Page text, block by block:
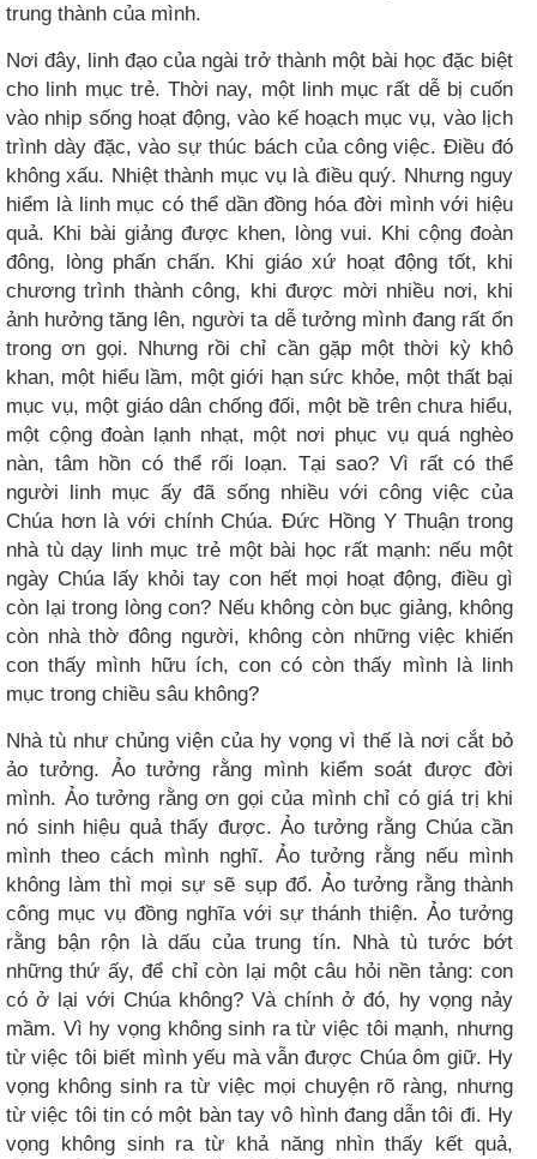
trung thành của mình.
Nơi đây, linh đạo của ngài trở thành một bài học đặc biệt
cho linh mục trẻ. Thời nay, một linh mục rất dễ bị cuốn
vào nhịp sống hoạt động, vào kế hoạch mục vụ, vào lịch
trình dày đặc, vào sự thúc bách của công việc. Điều đó
không xấu. Nhiệt thành mục vụ là điều quý. Nhưng nguy
hiểm là linh mục có thể dần đồng hóa đời mình với hiệu
quả. Khi bài giảng được khen, lòng vui. Khi cộng đoàn
đông, lòng phấn chấn. Khi giáo xứ hoạt động tốt, khi
chương trình thành công, khi được mời nhiều nơi, khi
ảnh hưởng tăng lên, người ta dễ tưởng mình đang rất ổn
trong ơn gọi. Nhưng rồi chỉ cần gặp một thời kỳ khô
khan, một hiểu lầm, một giới hạn sức khỏe, một thất bại
mục vụ, một giáo dân chống đối, một bề trên chưa hiểu,
một cộng đoàn lạnh nhạt, một nơi phục vụ quá nghèo
nàn, tâm hồn có thể rối loạn. Tại sao? Vì rất có thể
người linh mục ấy đã sống nhiều với công việc của
Chúa hơn là với chính Chúa. Đức Hồng Y Thuận trong
nhà tù dạy linh mục trẻ một bài học rất mạnh: nếu một
ngày Chúa lấy khỏi tay con hết mọi hoạt động, điều gì
còn lại trong lòng con? Nếu không còn bục giảng, không
còn nhà thờ đông người, không còn những việc khiến
con thấy mình hữu ích, con có còn thấy mình là linh
mục trong chiều sâu không?
Nhà tù như chủng viện của hy vọng vì thế là nơi cắt bỏ
ảo tưởng. Ảo tưởng rằng mình kiểm soát được đời
mình. Ảo tưởng rằng ơn gọi của mình chỉ có giá trị khi
nó sinh hiệu quả thấy được. Ảo tưởng rằng Chúa cần
mình theo cách mình nghĩ. Ảo tưởng rằng nếu mình
không làm thì mọi sự sẽ sụp đổ. Ảo tưởng rằng thành
công mục vụ đồng nghĩa với sự thánh thiện. Ảo tưởng
rằng bận rộn là dấu của trung tín. Nhà tù tước bớt
những thứ ấy, để chỉ còn lại một câu hỏi nền tảng: con
có ở lại với Chúa không? Và chính ở đó, hy vọng nảy
mầm. Vì hy vọng không sinh ra từ việc tôi mạnh, nhưng
từ việc tôi biết mình yếu mà vẫn được Chúa ôm giữ. Hy
vọng không sinh ra từ việc mọi chuyện rõ ràng, nhưng
từ việc tôi tin có một bàn tay vô hình đang dẫn tôi đi. Hy
vọng không sinh ra từ khả năng nhìn thấy kết quả,